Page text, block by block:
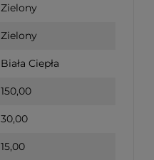
Zielony
Zielony
Biała Ciepła
150,00
30,00
15,00